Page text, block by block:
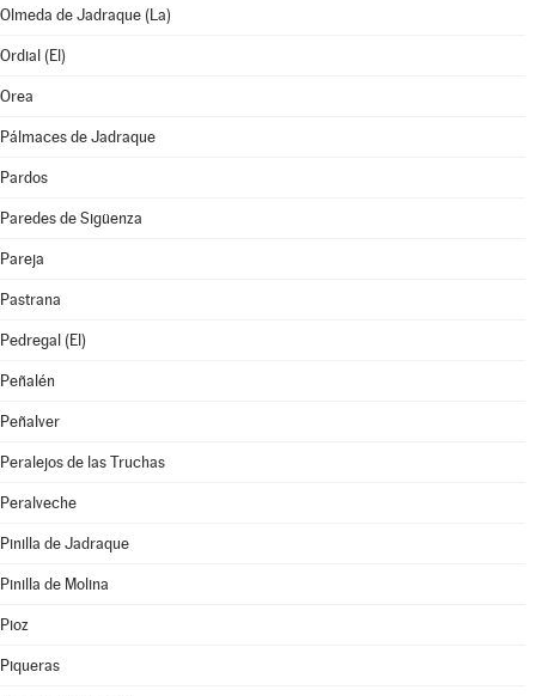
Olmeda de Jadraque (La)
Ordial (El)
Orea
Pálmaces de Jadraque
Pardos
Paredes de Sigüenza
Pareja
Pastrana
Pedregal (El)
Peñalén
Peñalver
Peralejos de las Truchas
Peralveche
Pinilla de Jadraque
Pinilla de Molina
Pioz
Piqueras